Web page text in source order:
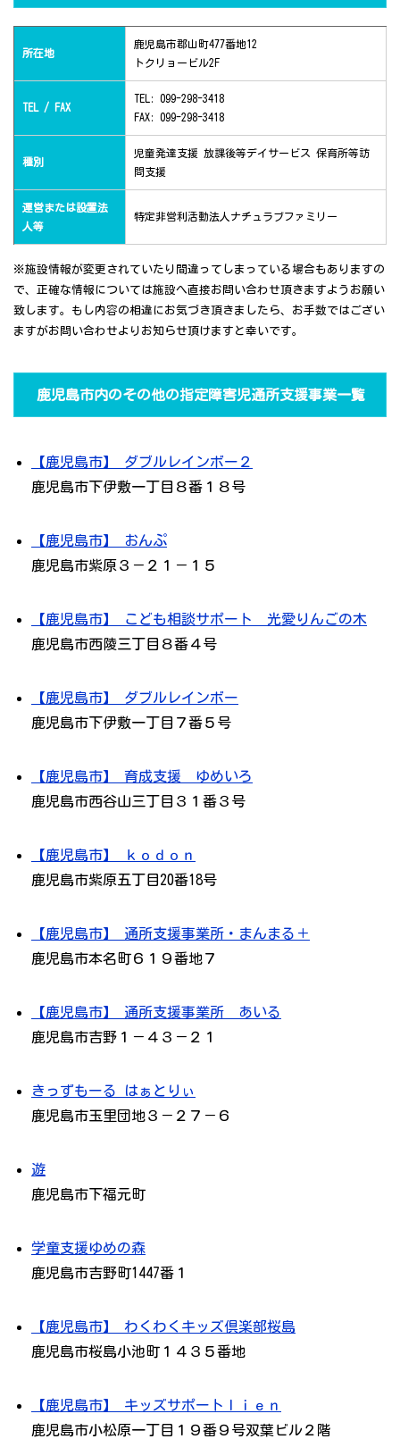
所在地
鹿児島市郡山町477番地12
トクリョービル2F
TEL / FAX
TEL: 099-298-3418
FAX: 099-298-3418
種別
児童発達支援 放課後等デイサービス 保育所等訪
問支援
運営または設置法
人等
特定非営利活動法人ナチュラブファミリー
※施設情報が変更されていたり間違ってしまっている場合もありますの
で、正確な情報については施設へ直接お問い合わせ頂きますようお願い
致します。もし内容の相違にお気づき頂きましたら、お手数ではござい
ますがお問い合わせよりお知らせ頂けますと幸いです。
鹿児島市内のその他の指定障害児通所支援事業一覧
【鹿児島市】 ダブルレインボー２
鹿児島市下伊敷一丁目８番１８号
【鹿児島市】 おんぷ
鹿児島市紫原３－２１－１５
【鹿児島市】 こども相談サポート 光愛りんごの木
鹿児島市西陵三丁目８番４号
【鹿児島市】 ダブルレインボー
鹿児島市下伊敷一丁目７番５号
【鹿児島市】 育成支援 ゆめいろ
鹿児島市西谷山三丁目３１番３号
【鹿児島市】 ｋｏｄｏｎ
鹿児島市紫原五丁目20番18号
【鹿児島市】 通所支援事業所・まんまる＋
鹿児島市本名町６１９番地７
【鹿児島市】 通所支援事業所 あいる
鹿児島市吉野１－４３－２１
きっずもーる はぁとりぃ
鹿児島市玉里団地３－２７－６
遊
鹿児島市下福元町
学童支援ゆめの森
鹿児島市吉野町1447番１
【鹿児島市】 わくわくキッズ倶楽部桜島
鹿児島市桜島小池町１４３５番地
【鹿児島市】 キッズサポートｌｉｅｎ
鹿児島市小松原一丁目１９番９号双葉ビル２階